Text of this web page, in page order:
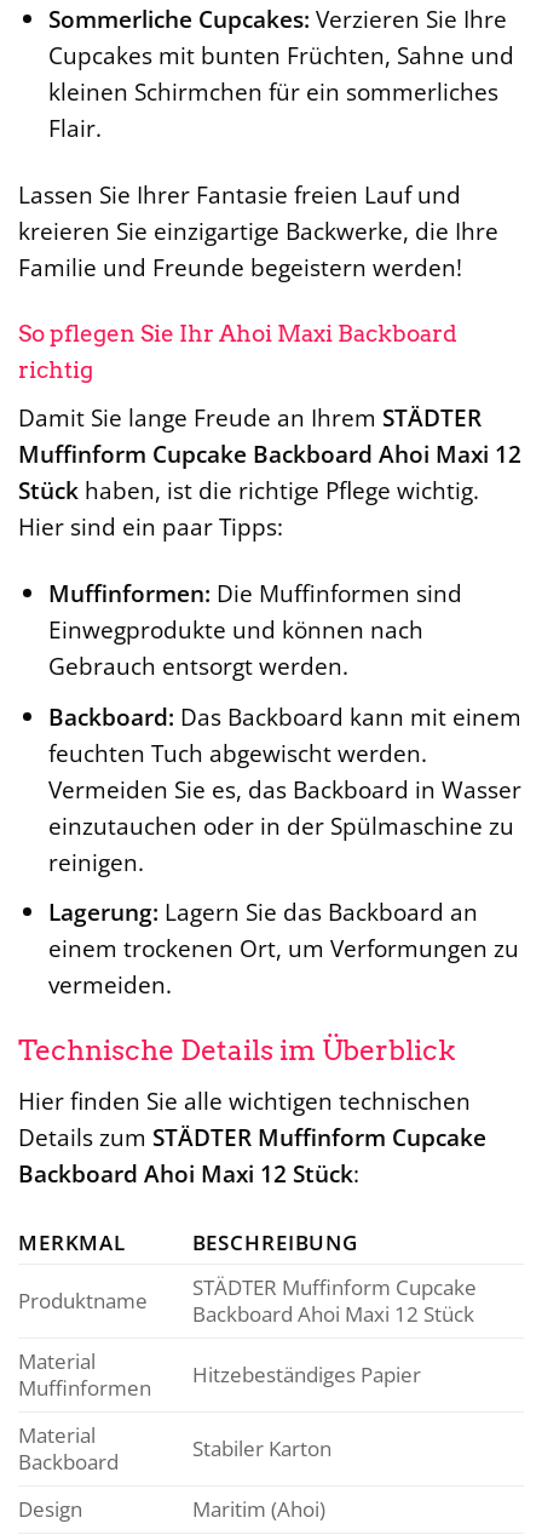
Sommerliche Cupcakes: Verzieren Sie Ihre
Cupcakes mit bunten Früchten, Sahne und
kleinen Schirmchen für ein sommerliches
Flair.
Lassen Sie Ihrer Fantasie freien Lauf und
kreieren Sie einzigartige Backwerke, die Ihre
Familie und Freunde begeistern werden!
So pflegen Sie Ihr Ahoi Maxi Backboard
richtig
Damit Sie lange Freude an Ihrem STÄDTER
Muffinform Cupcake Backboard Ahoi Maxi 12
Stück haben, ist die richtige Pflege wichtig.
Hier sind ein paar Tipps:
Muffinformen: Die Muffinformen sind
Einwegprodukte und können nach
Gebrauch entsorgt werden.
Backboard: Das Backboard kann mit einem
feuchten Tuch abgewischt werden.
Vermeiden Sie es, das Backboard in Wasser
einzutauchen oder in der Spülmaschine zu
reinigen.
Lagerung: Lagern Sie das Backboard an
einem trockenen Ort, um Verformungen zu
vermeiden.
Technische Details im Überblick
Hier finden Sie alle wichtigen technischen
Details zum STÄDTER Muffinform Cupcake
Backboard Ahoi Maxi 12 Stück:
MERKMAL BESCHREIBUNG
Produktname
STÄDTER Muffinform Cupcake
Backboard Ahoi Maxi 12 Stück
Material
Muffinformen
Hitzebeständiges Papier
Material
Backboard
Stabiler Karton
Design Maritim (Ahoi)